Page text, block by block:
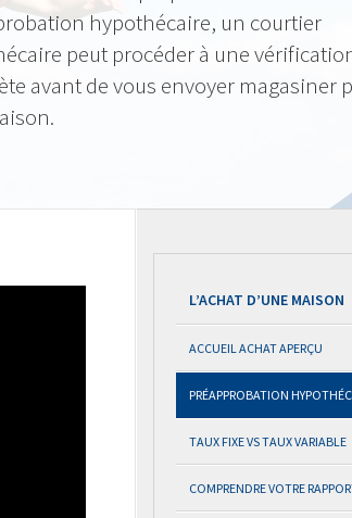
hypothécaire, un courtier
peut procéder à une
avant de vous envoyer magasiner
L’ACHAT D’UNE MAISON
ACCUEIL ACHAT APERÇU
PRÉAPPROBATION
TAUX FIXE VS TAUX VARIABLE
COMPRENDRE VOTRE